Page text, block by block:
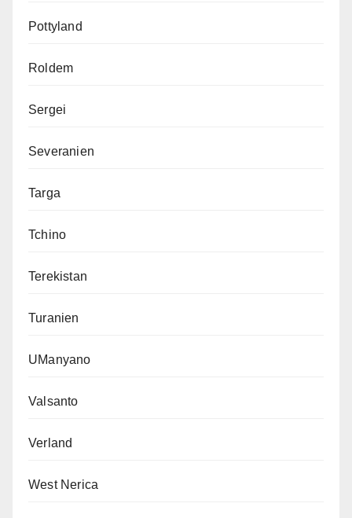
Pottyland
Roldem
Sergei
Severanien
Targa
Tchino
Terekistan
Turanien
UManyano
Valsanto
Verland
West Nerica